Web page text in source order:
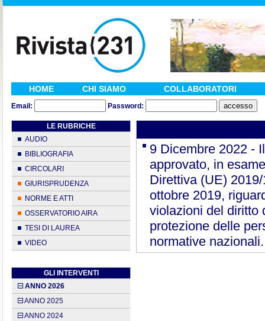
HOME CHI SIAMO COLLABORATORI
Email: Password:
LE RUBRICHE
AUDIO
BIBLIOGRAFIA
CIRCOLARI
GIURISPRUDENZA
NORME E ATTI
OSSERVATORIO AIRA
TESI DI LAUREA
VIDEO
GLI INTERVENTI
ANNO 2026
ANNO 2025
ANNO 2024
9 Dicembre 2022 -
approvato, in
Direttiva (UE)
ottobre 2019,
violazioni del diritto
protezione delle
normative nazionali.